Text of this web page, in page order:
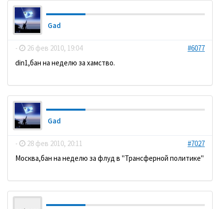
Gad
- 26 фев 2010, 19:04
#6077
din1,бан на неделю за хамство.
Gad
- 28 фев 2010, 20:11
#7027
Москва,бан на неделю за флуд в "Трансферной политике"